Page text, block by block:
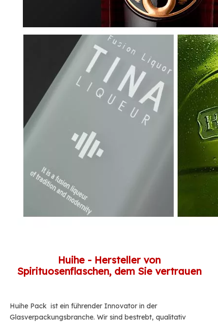
Huihe - Hersteller von
Spirituosenflaschen, dem Sie vertrauen
Huihe Pack ist ein führender Innovator in der
Glasverpackungsbranche. Wir sind bestrebt, qualitativ